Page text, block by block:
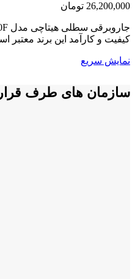
26,200,000 تومان
کیفیت و کارآمد این برند
نمایش سریع
سازمان های طرف